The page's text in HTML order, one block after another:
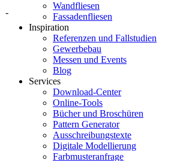
-
Wandfliesen
Fassadenfliesen
Inspiration
Referenzen und Fallstudien
Gewerbebau
Messen und Events
Blog
Services
Download-Center
Online-Tools
Bücher und Broschüren
Pattern Generator
Ausschreibungstexte
Digitale Modellierung
Farbmusteranfrage